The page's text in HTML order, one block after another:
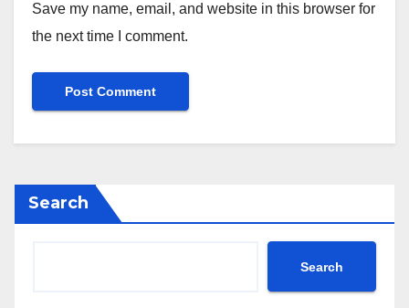
Save my name, email, and website in this browser for
the next time I comment.
Search
Search